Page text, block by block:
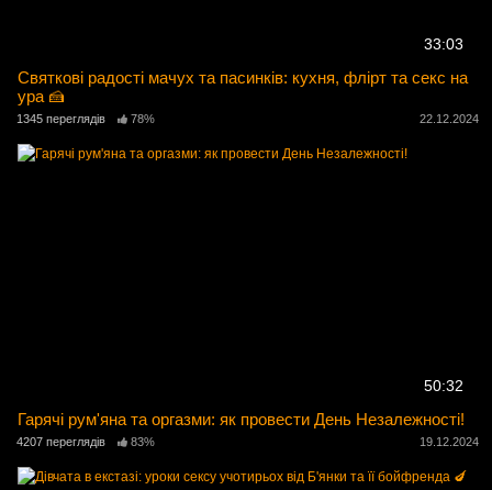
33:03
Святкові радості мачух та пасинків: кухня, флірт та секс на
ура 🍰
1345 переглядів 78% 22.12.2024
50:32
Гарячі рум'яна та оргазми: як провести День Незалежності!
4207 переглядів 83% 19.12.2024